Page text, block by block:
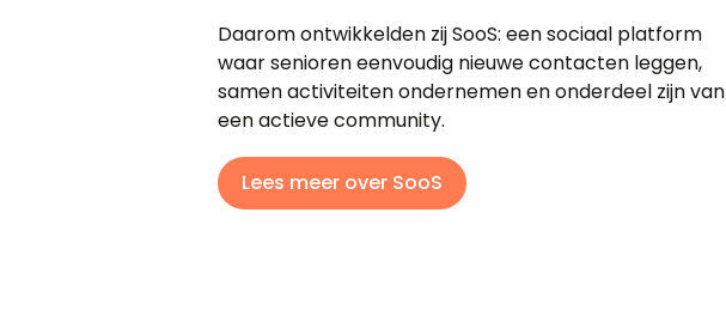
Daarom ontwikkelden zij SooS: een sociaal platform
waar senioren eenvoudig nieuwe contacten leggen,
samen activiteiten ondernemen en onderdeel zijn van
een actieve community.
Lees meer over SooS